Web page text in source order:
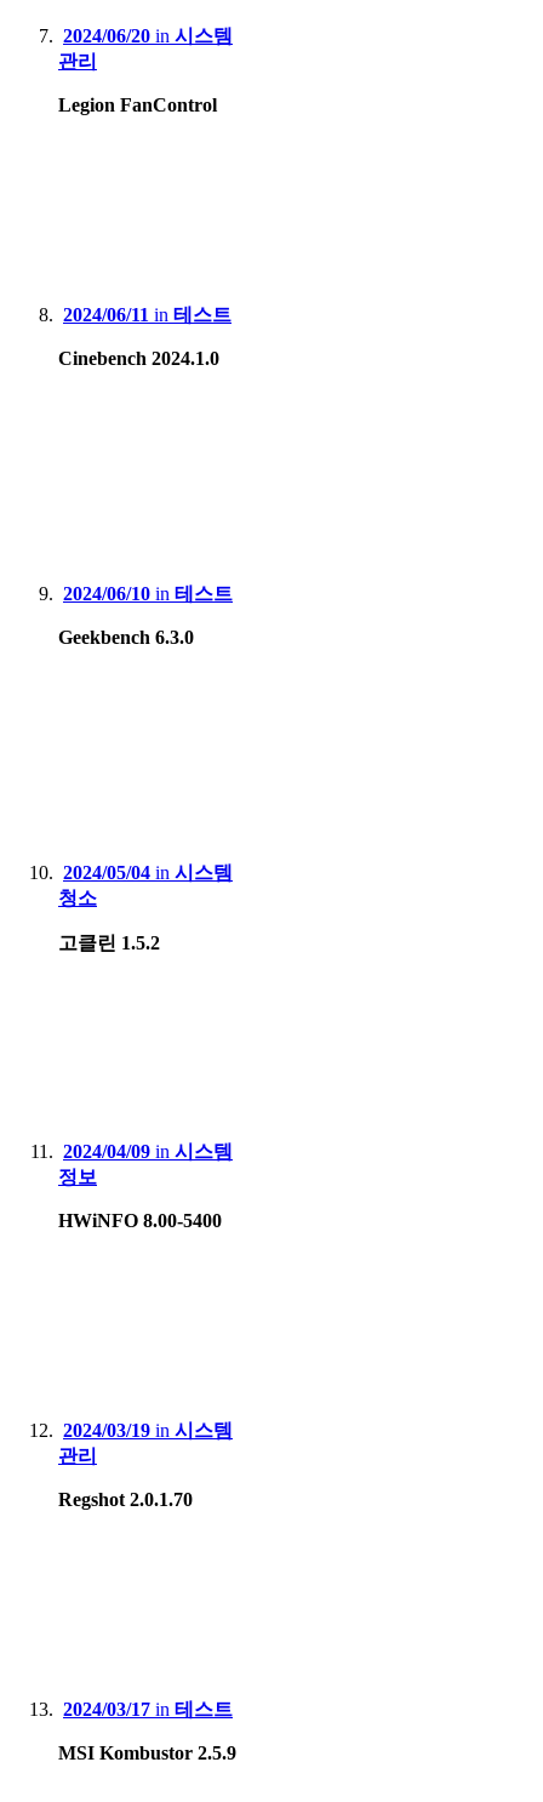
2024/06/20 in 시스템
관리
Legion FanControl
2024/06/11 in 테스트
Cinebench 2024.1.0
2024/06/10 in 테스트
Geekbench 6.3.0
2024/05/04 in 시스템
청소
고클린 1.5.2
2024/04/09 in 시스템
정보
HWiNFO 8.00-5400
2024/03/19 in 시스템
관리
Regshot 2.0.1.70
2024/03/17 in 테스트
MSI Kombustor 2.5.9